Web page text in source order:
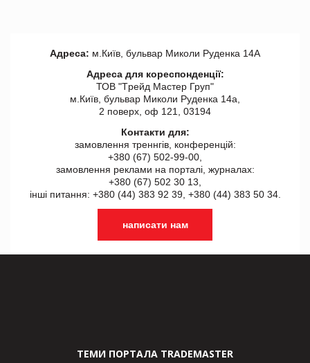
Адреса: м.Київ, бульвар Миколи Руденка 14А
Адреса для кореспонденції:
ТОВ "Tрейд Мастер Груп"
м.Київ, бульвар Миколи Руденка 14а,
2 поверх, оф 121, 03194
Контакти для:
замовлення треннгів, конференцій:
+380 (67) 502-99-00,
замовлення реклами на порталі, журналах:
+380 (67) 502 30 13,
інші питання: +380 (44) 383 92 39, +380 (44) 383 50 34.
написати нам
ТЕМИ ПОРТАЛА TRADEMASTER